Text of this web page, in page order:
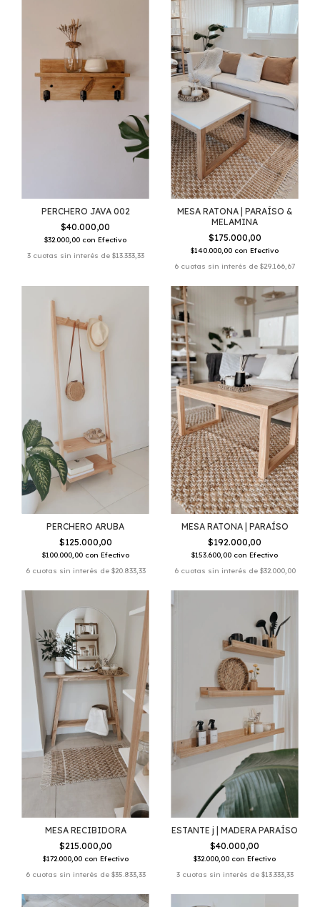
PERCHERO JAVA 002
$40.000,00
$32.000,00 con Efectivo
3 cuotas sin interés de $13.333,33
MESA RATONA | PARAÍSO &
MELAMINA
$175.000,00
$140.000,00 con Efectivo
6 cuotas sin interés de $29.166,67
PERCHERO ARUBA
$125.000,00
$100.000,00 con Efectivo
6 cuotas sin interés de $20.833,33
MESA RATONA | PARAÍSO
$192.000,00
$153.600,00 con Efectivo
6 cuotas sin interés de $32.000,00
MESA RECIBIDORA
$215.000,00
$172.000,00 con Efectivo
6 cuotas sin interés de $35.833,33
ESTANTE j | MADERA PARAÍSO
$40.000,00
$32.000,00 con Efectivo
3 cuotas sin interés de $13.333,33